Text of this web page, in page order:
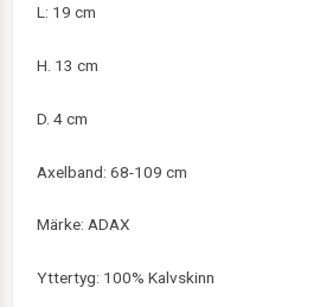
L: 19 cm
H. 13 cm
D. 4 cm
Axelband: 68-109 cm
Märke: ADAX
Yttertyg: 100% Kalvskinn